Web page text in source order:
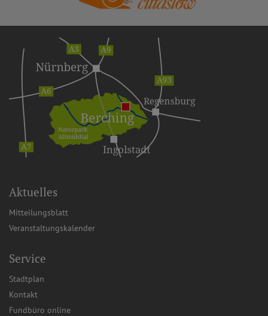
Aktuelles
Mitteilungsblatt
Veranstaltungskalender
Service
Stadtplan
Kontakt
Fundbüro online